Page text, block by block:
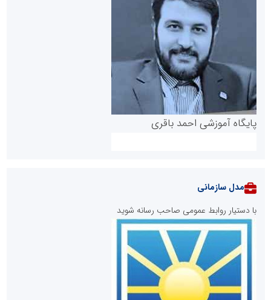
پایگاه آموزشی احمد باقری
روابط عمومی خبرگزاری گزارش خبر
مدل سازمانی
با دستیار روابط عمومی صاحب رسانه شوید